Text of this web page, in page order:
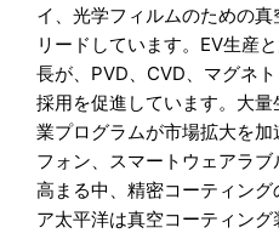
イ、光学フィルムのための
リードしています。EV生産
長が、PVD、CVD、マグネ
採用を促進しています。大
業プログラムが市場拡大を
フォン、スマートウェアラ
高まる中、精密コーティン
ア太平洋は真空コーティン